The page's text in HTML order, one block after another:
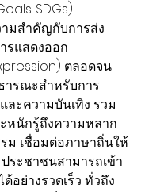
SDGs)
มสำคัญกับการส่ง
รแสดงออก
ตลอดจน
ารณะสำหรับการ
ละความบันเทิง รวม
หนักรู้ถึงความหลาก
ม เชื่อมต่อภาษาถิ่นให้
ระชาชนสามารถเข้า
อย่างรวดเร็ว ทั่วถึง